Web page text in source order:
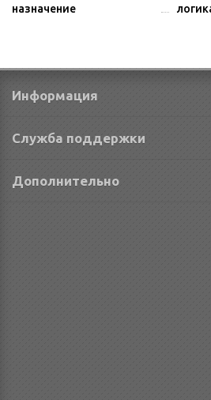
назначение
Информация
Служба поддержки
Дополнительно